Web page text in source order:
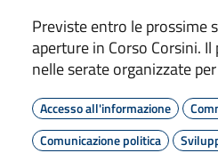
Previste entro le prossime
aperture in Corso Corsini.
nelle serate organizzate
Accesso all'informazione
Comunicazione politica